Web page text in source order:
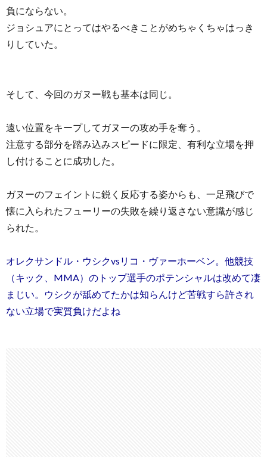
負にならない。
ジョシュアにとってはやるべきことがめちゃくちゃはっき
りしていた。
そして、今回のガヌー戦も基本は同じ。
遠い位置をキープしてガヌーの攻め手を奪う。
注意する部分を踏み込みスピードに限定、有利な立場を押
し付けることに成功した。
ガヌーのフェイントに鋭く反応する姿からも、一足飛びで
懐に入られたフューリーの失敗を繰り返さない意識が感じ
られた。
オレクサンドル・ウシクvsリコ・ヴァーホーベン。他競技
（キック、MMA）のトップ選手のポテンシャルは改めて凄
まじい。ウシクが舐めてたかは知らんけど苦戦すら許され
ない立場で実質負けだよね